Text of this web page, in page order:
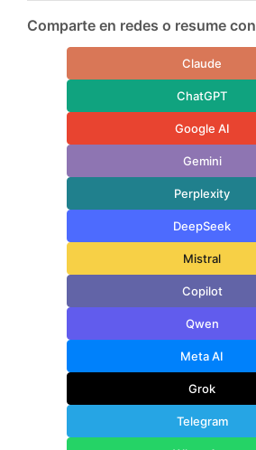
Comparte en redes o resume
Claude
ChatGPT
Google AI
Gemini
Perplexity
DeepSeek
Mistral
Copilot
Qwen
Meta AI
Grok
Telegram